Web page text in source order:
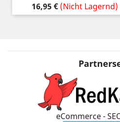
Preis
16,95 € (Nicht Lagernd)
eCommerce -